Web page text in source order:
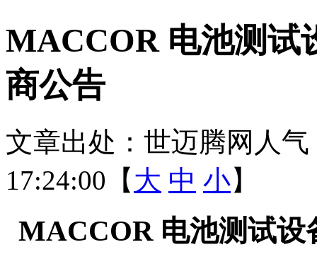
MACCOR 电池测试
商公告
文章出处：世迈腾网 人气
17:24:00【 大 中 小】
MACCOR 电池测试设